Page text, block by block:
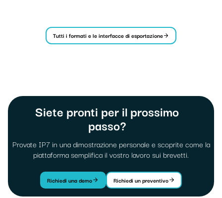
Tutti i formati e le interfacce di esportazione
Siete pronti per il prossimo
passo?
Provate IP7 in una dimostrazione personale e scoprite come la
piattaforma semplifica il vostro lavoro sui brevetti.
Richiedi una demo Richiedi un preventivo